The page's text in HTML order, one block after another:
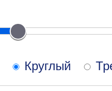
Круглый